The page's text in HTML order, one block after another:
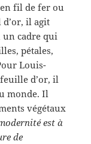
fil de fer ou
il agit
un cadre qui
pétales,
Louis-
d’or, il
monde. Il
végétaux
est à
de